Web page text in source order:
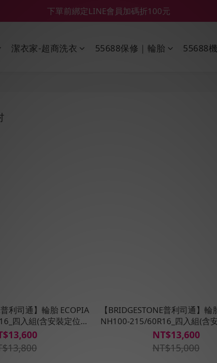
【鑽石熊/金熊新客首購限定】優惠搭車金
【55688商城】6 月年中慶滿額贈品發送延遲公告
潔衣家-超商洗衣 55688保修｜輪胎 55688
利司通】輪胎 ECOPIA
四入組(含安裝定位平
衡)
【BRIDGESTONE普利司通】輪
NH100-215/60R16_四入組(含
衡)
NT$13,600
NT$15,000